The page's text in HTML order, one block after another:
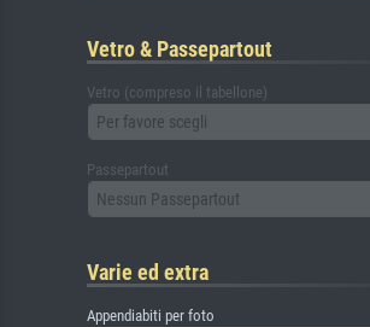
Vetro & Passepartout
Vetro (compreso il tabellone)
Per favore scegli
Passepartout
Nessun Passepartout
Varie ed extra
Appendiabiti per foto